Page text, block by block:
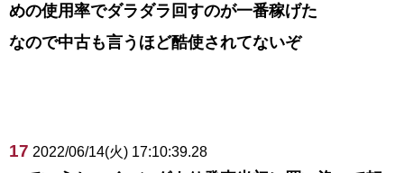
めの使用率でダラダラ回すのが一番稼げた
なので中古も言うほど酷使されてないぞ
17 2022/06/14(火) 17:10:39.28